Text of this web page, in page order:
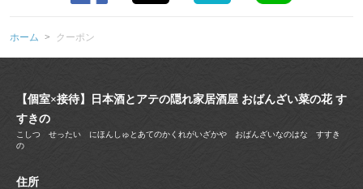
ホーム クーポン
【個室×接待】日本酒とアテの隠れ家居酒屋 おばんざい菜の花 す
すきの
こしつ せったい にほんしゅとあてのかくれがいざかや おばんざいなのはな すすき
の
住所